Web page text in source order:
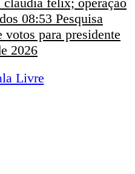
08:53 Pesquisa
para presidente
2026